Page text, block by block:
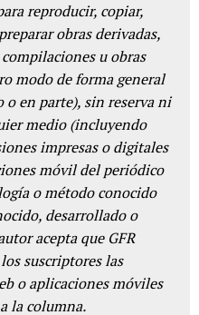
reproducir, copiar,
obras derivadas,
u obras
modo de forma general
en parte), sin reserva ni
medio (incluyendo
impresas o digitales
móvil del periódico
o método conocido
desarrollado o
acepta que GFR
suscriptores las
o aplicaciones móviles
la columna.